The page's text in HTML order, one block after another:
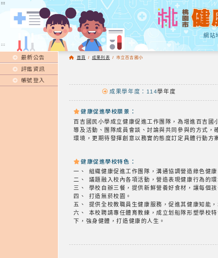
:::
網站
:::
最新公告
評鑑資訊
帳號登入
首頁 / 成果列表 / 市立百吉國小
成果學年度：114學年度
健康促進學校願景：
百吉國民小學成立健康促進工作團隊，為增進百吉
導及活動、團隊成員會談、討論與共同參與的方式
環境，更期待發揮創意以務實的態度訂定具體行動方
健康促進學校特色：
一、 組織健康促進工作團隊，溝通協調營造綠色健
二、 議題融入校內各項活動，營造表現健康行為的
三、 學校自辦三餐，提供新鮮營養好食材，讓每個
四、 打造無菸校園。
五、 提供全校教職員生健康服務，促進其健康知能
六、 本校聘請專任體育教練，成立划船隊形塑學校
下，強身健體，打造健康的人生。
:::